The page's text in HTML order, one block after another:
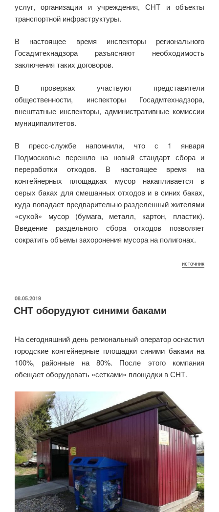
услуг, организации и учреждения, СНТ и объекты
транспортной инфраструктуры.
В настоящее время инспекторы регионального
Госадмтехнадзора разъясняют необходимость
заключения таких договоров.
В проверках участвуют представители
общественности, инспекторы Госадмтехнадзора,
внештатные инспекторы, административные комиссии
муниципалитетов.
В пресс-службе напомнили, что с 1 января
Подмосковье перешло на новый стандарт сбора и
переработки отходов. В настоящее время на
контейнерных площадках мусор накапливается в
серых баках для смешанных отходов и в синих баках,
куда попадает предварительно разделенный жителями
«сухой» мусор (бумага, металл, картон, пластик).
Введение раздельного сбора отходов позволяет
сократить объемы захоронения мусора на полигонах.
источник
ОПУБЛИКОВАНО
08.05.2019
СНТ оборудуют синими баками
На сегодняшний день региональный оператор оснастил
городские контейнерные площадки синими баками на
100%, районные на 80%. После этого компания
обещает оборудовать «сетками» площадки в СНТ.